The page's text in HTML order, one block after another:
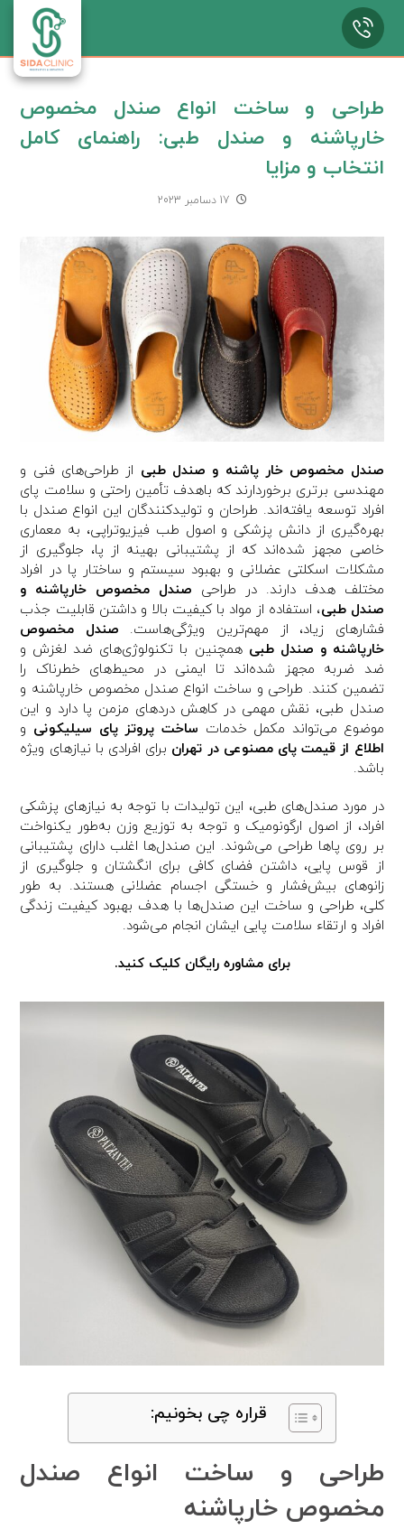
طراحی و ساخت انواع صندل مخصوص
خارپاشنه و صندل طبی: راهنمای کامل
انتخاب و مزایا
17 دسامبر 2023
صندل مخصوص خار پاشنه و صندل طبی از طراحی‌های فنی و
مهندسی برتری برخوردارند که باهدف تأمین راحتی و سلامت پای
افراد توسعه یافته‌اند. طراحان و تولیدکنندگان این انواع صندل با
بهره‌گیری از دانش پزشکی و اصول طب فیزیوتراپی، به معماری
خاصی مجهز شده‌اند که از پشتیبانی بهینه از پا، جلوگیری از
مشکلات اسکلتی عضلانی و بهبود سیستم و ساختار پا در افراد
مختلف هدف دارند. در طراحی صندل مخصوص خارپاشنه و
صندل طبی، استفاده از مواد با کیفیت بالا و داشتن قابلیت جذب
فشارهای زیاد، از مهم‌ترین ویژگی‌هاست. صندل مخصوص
خارپاشنه و صندل طبیهمچنین با تکنولوژی‌های ضد لغزش و
ضد ضربه مجهز شده‌اند تا ایمنی در محیط‌های خطرناک را
تضمین کنند. طراحی و ساخت انواع صندل مخصوص خارپاشنه و
صندل طبی، نقش مهمی در کاهش دردهای مزمن پا دارد و این
موضوع می‌تواند مکمل خدمات ساخت پروتز پای سیلیکونی و
اطلاع از قیمت پای مصنوعی در تهران برای افرادی با نیازهای ویژه
باشد.
در مورد صندل‌های طبی، این تولیدات با توجه به نیازهای پزشکی
افراد، از اصول ارگونومیک و توجه به توزیع وزن به‌طور یکنواخت
بر روی پاها طراحی می‌شوند. این صندل‌ها اغلب دارای پشتیبانی
از قوس پایی، داشتن فضای کافی برای انگشتان و جلوگیری از
زانوهای بیش‌فشار و خستگی اجسام عضلانی هستند. به طور
کلی، طراحی و ساخت این صندل‌ها با هدف بهبود کیفیت زندگی
افراد و ارتقاء سلامت پایی ایشان انجام می‌شود.
برای مشاوره رایگان کلیک کنید.
قراره چی بخونیم:
طراحی و ساخت انواع صندل
مخصوص خارپاشنه